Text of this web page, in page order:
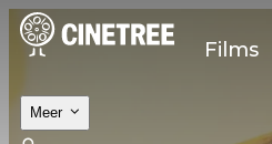
Films
Meer